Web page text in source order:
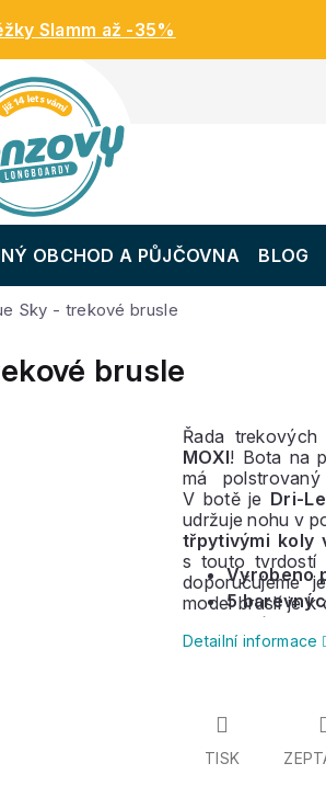
Slamm až -35%
OBCHOD A PŮJČOVNA BLOG
Sky - trekové brusle
brusle
Řada trekových
MOXI! Bota na
má
V botě je Dri-
udržuje nohu v
třpytivými koly
s touto tvrdostí
doporučujeme
model bruslí je k
kombinacích.
Vyrobeno
5
Detailní informace
TISK